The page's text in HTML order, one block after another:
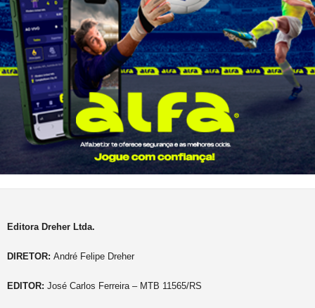
Editora Dreher Ltda.
DIRETOR: André Felipe Dreher
EDITOR: José Carlos Ferreira – MTB 11565/RS